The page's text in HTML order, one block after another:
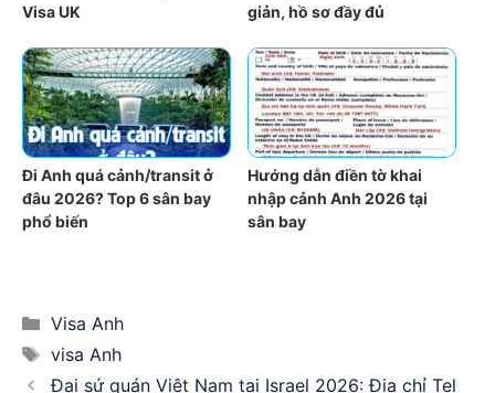
Visa UK
giản, hồ sơ đầy đủ
Đi Anh quá cảnh/transit ở
đâu 2026? Top 6 sân bay
phổ biến
Hướng dẫn điền tờ khai
nhập cảnh Anh 2026 tại
sân bay
Categories
Visa Anh
Tags
visa Anh
Đại sứ quán Việt Nam tại Israel 2026: Địa chỉ Tel